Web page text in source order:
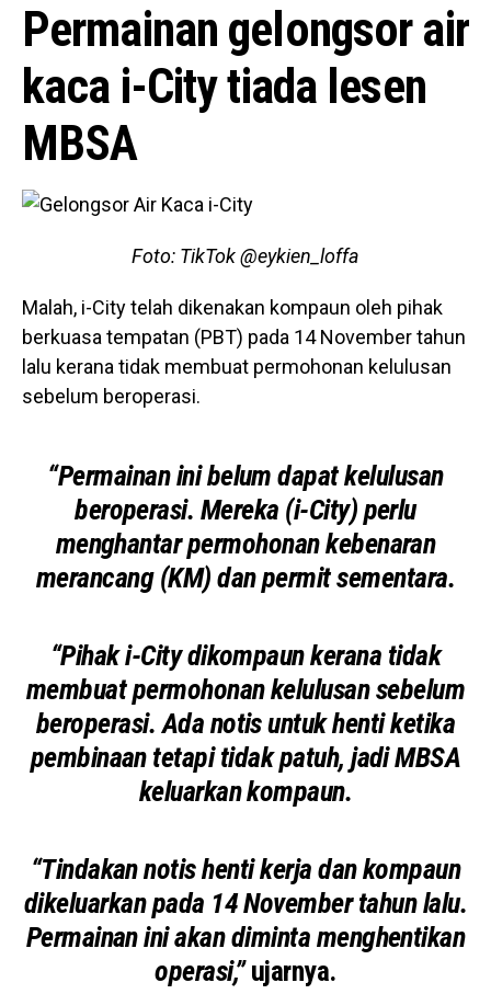
Permainan gelongsor air
kaca i-City tiada lesen
MBSA
Foto: TikTok @eykien_loffa
Malah, i-City telah dikenakan kompaun oleh pihak
berkuasa tempatan (PBT) pada 14 November tahun
lalu kerana tidak membuat permohonan kelulusan
sebelum beroperasi.
“Permainan ini belum dapat kelulusan
beroperasi. Mereka (i-City) perlu
menghantar permohonan kebenaran
merancang (KM) dan permit sementara.
“Pihak i-City dikompaun kerana tidak
membuat permohonan kelulusan sebelum
beroperasi. Ada notis untuk henti ketika
pembinaan tetapi tidak patuh, jadi MBSA
keluarkan kompaun.
“Tindakan notis henti kerja dan kompaun
dikeluarkan pada 14 November tahun lalu.
Permainan ini akan diminta menghentikan
operasi,”ujarnya.